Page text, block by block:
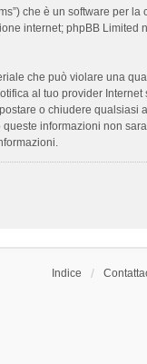
che è un software per
internet; phpBB
che può violare una
al tuo provider
o chiudere
informazioni non
Indice